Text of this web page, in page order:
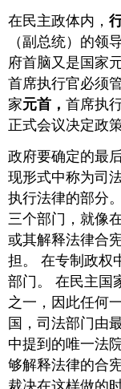
在民主政体内，
（副总统）的领
府首脑又是国家
首席执行官必须
家元首，首席执
正式会议决定政
政府要确定的最
现形式中称为司
执行法律的部分
三个部门，就像
或其解释法律合
担。 在专制政权
部门。 在民主国
之一，因此任何
国，司法部门由
中提到的唯一法
够解释法律的合
裁决在这样做的